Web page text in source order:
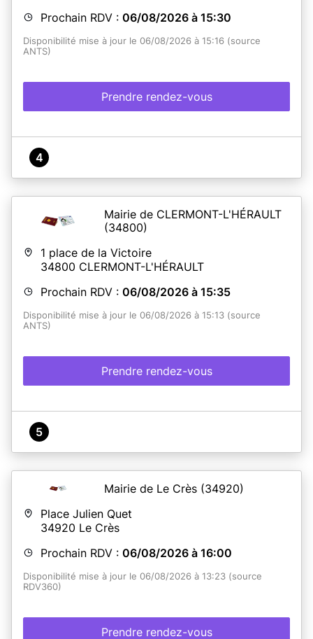
Prochain RDV : 06/08/2026 à 15:30
Disponibilité mise à jour le 06/08/2026 à 15:16 (source
ANTS)
Prendre rendez-vous
4
Mairie de CLERMONT-L'HÉRAULT
(34800)
1 place de la Victoire
34800 CLERMONT-L'HÉRAULT
Prochain RDV : 06/08/2026 à 15:35
Disponibilité mise à jour le 06/08/2026 à 15:13 (source
ANTS)
Prendre rendez-vous
5
Mairie de Le Crès (34920)
Place Julien Quet
34920 Le Crès
Prochain RDV : 06/08/2026 à 16:00
Disponibilité mise à jour le 06/08/2026 à 13:23 (source
RDV360)
Prendre rendez-vous